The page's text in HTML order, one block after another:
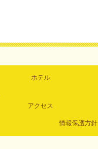
ホテル
アクセス
情報保護方針